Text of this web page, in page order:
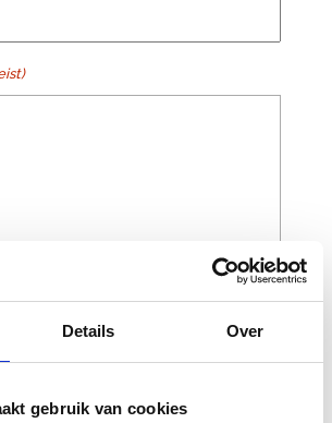
Details Over
gebruik van cookies